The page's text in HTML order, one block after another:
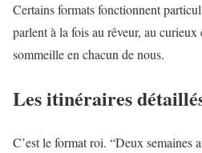
Certains formats fonctionnent
parlent à la fois au rêveur, au
sommeille en chacun de nous.
Les itinéraires
C’est le format roi. “Deux semaines